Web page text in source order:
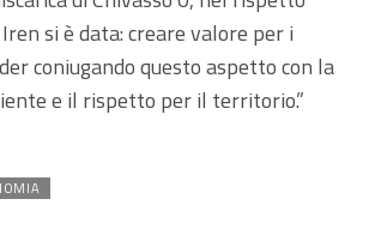
si è data: creare valore per i
coniugando questo aspetto con la
e il rispetto per il territorio.”